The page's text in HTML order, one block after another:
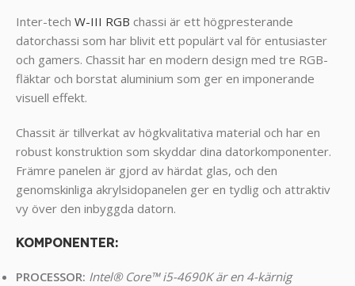
Inter-tech W-III RGB chassi är ett högpresterande
datorchassi som har blivit ett populärt val för entusiaster
och gamers. Chassit har en modern design med tre RGB-
fläktar och borstat aluminium som ger en imponerande
visuell effekt.
Chassit är tillverkat av högkvalitativa material och har en
robust konstruktion som skyddar dina datorkomponenter.
Främre panelen är gjord av härdat glas, och den
genomskinliga akrylsidopanelen ger en tydlig och attraktiv
vy över den inbyggda datorn.
KOMPONENTER:
PROCESSOR: Intel® Core™ i5-4690K är en 4-kärnig